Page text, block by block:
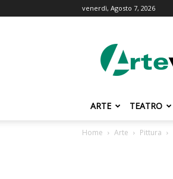
venerdì, Agosto 7, 2026
ARTE TEATRO
Home Arte Pittura